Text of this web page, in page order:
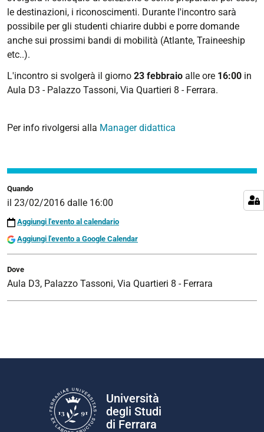
Erasmus+
2016-
17
2016-
02-
23T16:00:00+01:00
23T23:59:59+01:00
di
presentazione
del
Bando
Erasmus+
a.a.
17
Quando
il 23/02/2016 dalle 16:00
Aggiungi l'evento al calendario
Aggiungi l'evento a Google Calendar
Dove
Aula D3, Palazzo Tassoni, Via Quartieri 8 - Ferrara
le destinazioni, i riconoscimenti. Durante l'incontro sarà
possibile per gli studenti chiarire dubbi e porre domande
anche sui prossimi bandi di mobilità (Atlante, Traineeship
etc..).
L'incontro si svolgerà il giorno 23 febbraio alle ore 16:00 in
Aula D3 - Palazzo Tassoni, Via Quartieri 8 - Ferrara.
Per info rivolgersi alla Manager didattica
Università
degli Studi
di Ferrara